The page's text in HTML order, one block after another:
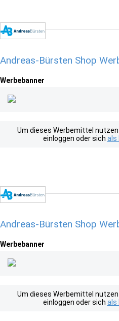
Andreas-Bürsten Shop
Werbebanner
Um dieses Werbemittel
einloggen oder sich als
Andreas-Bürsten Shop
Werbebanner
Um dieses Werbemittel
einloggen oder sich als